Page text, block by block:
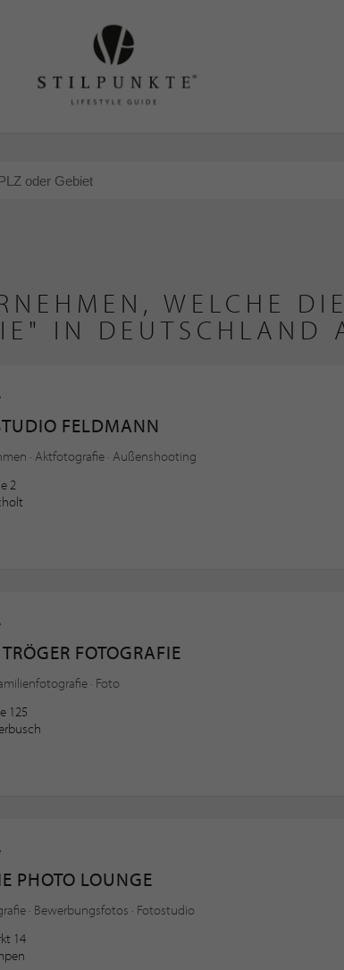
WELCHE
IN DEUTSCHLAND
FELDMANN
· Aktfotografie · Außenshooting
2
FOTOGRAFIE
· Foto
125
PHOTO LOUNGE
· Bewerbungsfotos · Fotostudio
14